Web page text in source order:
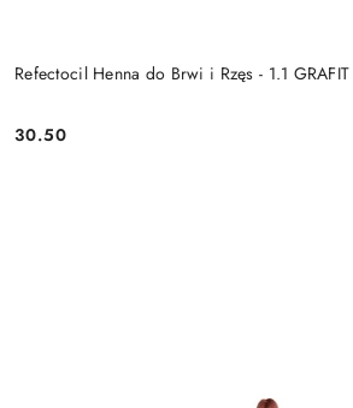
Refectocil Henna do Brwi i Rzęs - 1.1 GRAFIT
Cena:
30.50